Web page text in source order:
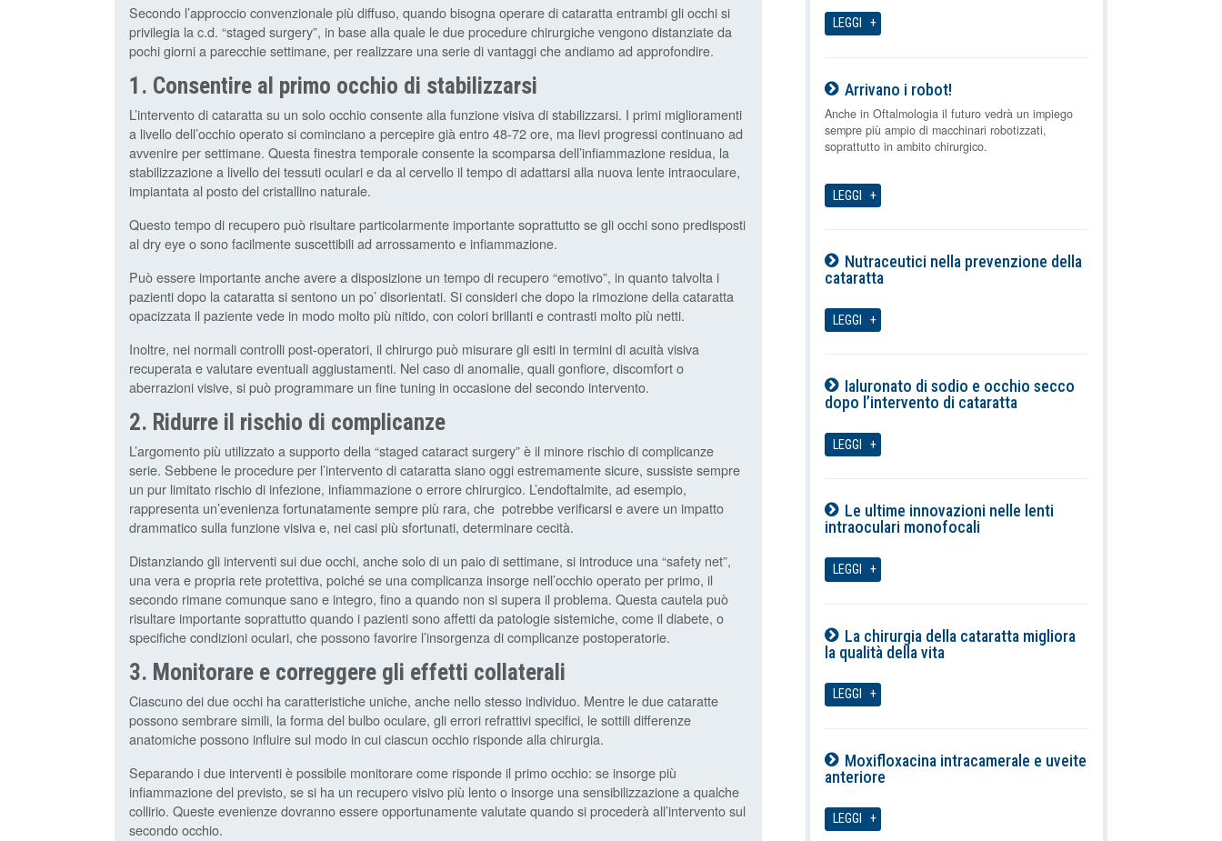
Secondo l’approccio convenzionale più diffuso, quando bisogna operare di cataratta entrambi gli occhi si
privilegia la c.d. “staged surgery”, in base alla quale le due procedure chirurgiche vengono distanziate da
pochi giorni a parecchie settimane, per realizzare una serie di vantaggi che andiamo ad approfondire.
1. Consentire al primo occhio di stabilizzarsi
L’intervento di cataratta su un solo occhio consente alla funzione visiva di stabilizzarsi. I primi miglioramenti
a livello dell’occhio operato si cominciano a percepire già entro 48-72 ore, ma lievi progressi continuano ad
avvenire per settimane. Questa finestra temporale consente la scomparsa dell’infiammazione residua, la
stabilizzazione a livello dei tessuti oculari e da al cervello il tempo di adattarsi alla nuova lente intraoculare,
impiantata al posto del cristallino naturale.
Questo tempo di recupero può risultare particolarmente importante soprattutto se gli occhi sono predisposti
al dry eye o sono facilmente suscettibili ad arrossamento e infiammazione.
Può essere importante anche avere a disposizione un tempo di recupero “emotivo”, in quanto talvolta i
pazienti dopo la cataratta si sentono un po’ disorientati. Si consideri che dopo la rimozione della cataratta
opacizzata il paziente vede in modo molto più nitido, con colori brillanti e contrasti molto più netti.
Inoltre, nei normali controlli post-operatori, il chirurgo può misurare gli esiti in termini di acuità visiva
recuperata e valutare eventuali aggiustamenti. Nel caso di anomalie, quali gonfiore, discomfort o
aberrazioni visive, si può programmare un fine tuning in occasione del secondo intervento.
2. Ridurre il rischio di complicanze
L’argomento più utilizzato a supporto della “staged cataract surgery” è il minore rischio di complicanze
serie. Sebbene le procedure per l’intervento di cataratta siano oggi estremamente sicure, sussiste sempre
un pur limitato rischio di infezione, infiammazione o errore chirurgico. L’endoftalmite, ad esempio,
rappresenta un’evenienza fortunatamente sempre più rara, che potrebbe verificarsi e avere un impatto
drammatico sulla funzione visiva e, nei casi più sfortunati, determinare cecità.
Distanziando gli interventi sui due occhi, anche solo di un paio di settimane, si introduce una “safety net”,
una vera e propria rete protettiva, poiché se una complicanza insorge nell’occhio operato per primo, il
secondo rimane comunque sano e integro, fino a quando non si supera il problema. Questa cautela può
risultare importante soprattutto quando i pazienti sono affetti da patologie sistemiche, come il diabete, o
specifiche condizioni oculari, che possono favorire l’insorgenza di complicanze postoperatorie.
3. Monitorare e correggere gli effetti collaterali
Ciascuno dei due occhi ha caratteristiche uniche, anche nello stesso individuo. Mentre le due cataratte
possono sembrare simili, la forma del bulbo oculare, gli errori refrattivi specifici, le sottili differenze
anatomiche possono influire sul modo in cui ciascun occhio risponde alla chirurgia.
Separando i due interventi è possibile monitorare come risponde il primo occhio: se insorge più
infiammazione del previsto, se si ha un recupero visivo più lento o insorge una sensibilizzazione a qualche
collirio. Queste evenienze dovranno essere opportunamente valutate quando si procederà all’intervento sul
secondo occhio.
LEGGI
Arrivano i robot!
07-08-2026
Anche in Oftalmologia il futuro vedrà un impiego
sempre più ampio di macchinari robotizzati,
soprattutto in ambito chirurgico.
LEGGI
Nutraceutici nella prevenzione della
cataratta
LEGGI
Ialuronato di sodio e occhio secco
dopo l’intervento di cataratta
LEGGI
Le ultime innovazioni nelle lenti
intraoculari monofocali
LEGGI
La chirurgia della cataratta migliora
la qualità della vita
LEGGI
Moxifloxacina intracamerale e uveite
anteriore
LEGGI